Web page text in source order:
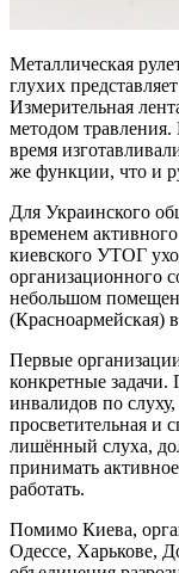
Металлическая
глухих
Измерительная
методом травления.
время
же функции, что и
Для Украинского
временем
киевского УТОГ
организационного
небольшом
(Красноармейская)
Первые
конкретные
инвалидов по
просветительная и
лишённый слуха,
принимать
работать.
Помимо Киева,
Одессе, Харькове,